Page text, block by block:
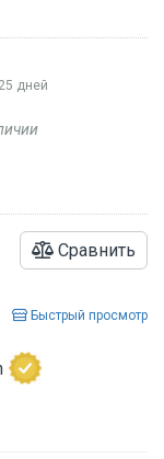
дней
Сравнить
Быстрый просмотр